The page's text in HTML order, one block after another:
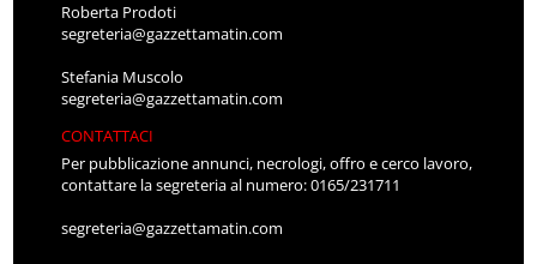
Roberta Prodoti
segreteria@gazzettamatin.com
Stefania Muscolo
segreteria@gazzettamatin.com
CONTATTACI
Per pubblicazione annunci, necrologi, offro e cerco lavoro,
contattare la segreteria al numero: 0165/231711
segreteria@gazzettamatin.com